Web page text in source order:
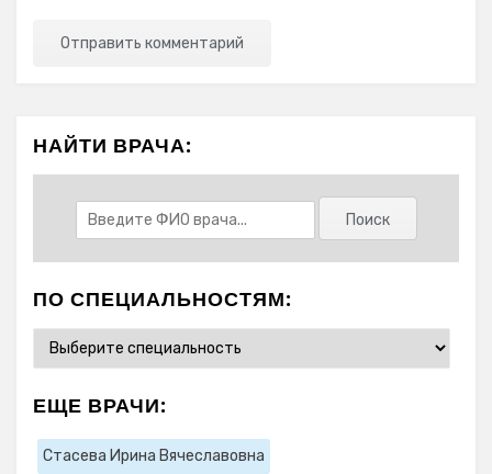
НАЙТИ ВРАЧА:
ПО СПЕЦИАЛЬНОСТЯМ:
ЕЩЕ ВРАЧИ:
Стасева Ирина Вячеславовна